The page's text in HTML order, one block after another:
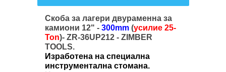
Скоба за лагери двураменна за
камиони 12" - 300mm(усилие 25-
Ton)- ZR-36UP212 - ZIMBER
TOOLS.
Изработена на специална
инструментална стомана.